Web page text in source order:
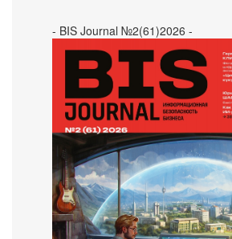
- BIS Journal №2(61)2026 -